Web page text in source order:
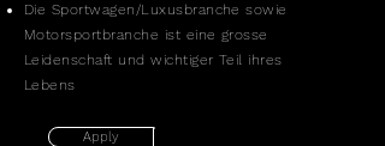
Die Sportwagen/Luxusbranche sowie
Motorsportbranche ist eine grosse
Leidenschaft und wichtiger Teil ihres
Lebens
Apply